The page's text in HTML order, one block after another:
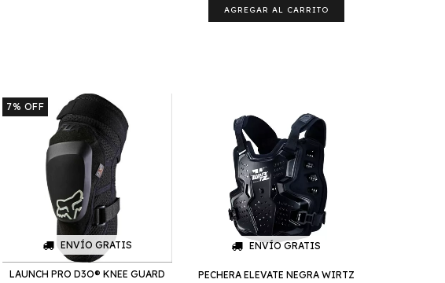
AGREGAR AL CARRITO
7% OFF
ENVÍO GRATIS
LAUNCH PRO D3O® KNEE GUARD
ENVÍO GRATIS
PECHERA ELEVATE NEGRA WIRTZ